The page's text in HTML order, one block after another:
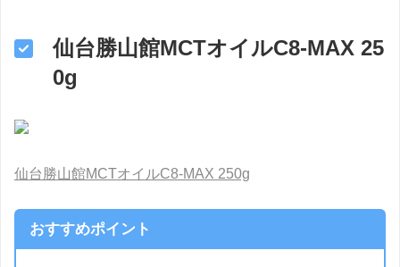
仙台勝山館MCTオイルC8-MAX 25
0g
仙台勝山館MCTオイルC8-MAX 250g
おすすめポイント